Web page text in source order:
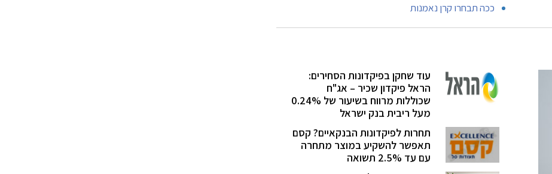
ככה תבחרו קרן נאמנות
עוד שחקן בפיקדונות הסחירים:
הראל פיקדון שכיר – אג"ח
שכוללות מרווח בשיעור של 0.24%
מעל ריבית בנק ישראל
תחרות לפיקדונות הבנקאיים? קסם
תאפשר להשקיע במוצר מתחרה
עם עד 2.5% תשואה